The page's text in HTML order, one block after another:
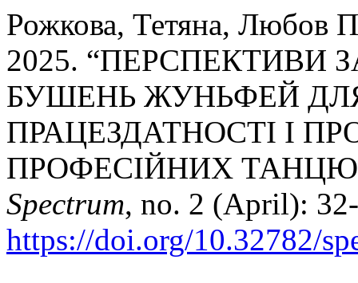
Рожкова, Тетяна, Любов
2025. “ПЕРСПЕКТИВИ
БУШЕНЬ ЖУНЬФЕЙ
ПРАЦЕЗДАТНОСТІ І
ПРОФЕСІЙНИХ
Spectrum, no. 2 (April):
https://doi.org/10.32782/